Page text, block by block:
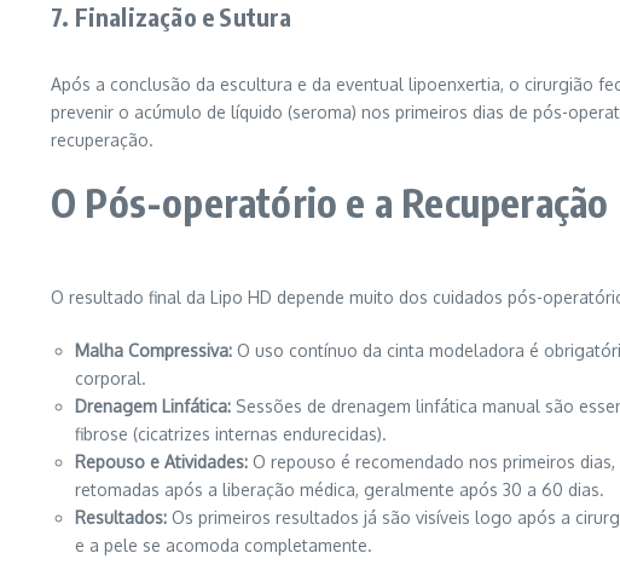
7. Finalização e Sutura
Após a conclusão da escultura e da eventual lipoenxertia, o cirurgião
prevenir o acúmulo de líquido (seroma) nos primeiros dias de pós-
recuperação.
O Pós-operatório e a Recuperação
O resultado final da Lipo HD depende muito dos cuidados pós-
Malha Compressiva: O uso contínuo da cinta modeladora é
corporal.
Drenagem Linfática: Sessões de drenagem linfática manual são
fibrose (cicatrizes internas endurecidas).
Repouso e Atividades: O repouso é recomendado nos primeiros
retomadas após a liberação médica, geralmente após 30 a 60 dias.
Resultados: Os primeiros resultados já são visíveis logo após a
e a pele se acomoda completamente.